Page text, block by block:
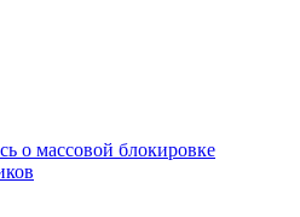
о массовой блокировке